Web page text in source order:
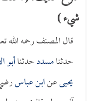
شيء )
قال المصنف رحمه الله
حدثنامسددحدثنا
يحيىعنابن عباس